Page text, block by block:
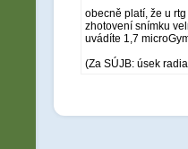
obecně platí, že u
zhotovení snímku
uvádíte 1,7
(Za SÚJB: úsek